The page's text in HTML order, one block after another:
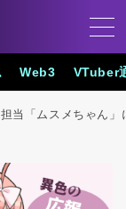
Web3 VTuber
当「ムスメちゃん